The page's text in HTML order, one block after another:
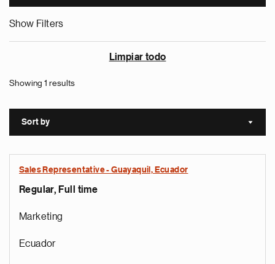
Show Filters
Limpiar todo
Showing 1 results
Sort by Sort
Sales Representative - Guayaquil, Ecuador
Regular, Full time
Marketing
Ecuador